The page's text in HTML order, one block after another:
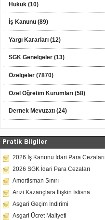
Hukuk (10)
İş Kanunu (89)
Yargı Kararları (12)
SGK Genelgeler (13)
Özelgeler (7870)
Özel Öğretim Kurumları (58)
Dernek Mevuzatı (24)
Pratik Bilgiler
2026 İş Kanunu İdari Para Cezaları
2026 SGK İdari Para Cezaları
Amortisman Sınırı
Arızi Kazançlara İlişkin İstisna
Asgari Geçim İndirimi
Asgari Ücret Maliyeti